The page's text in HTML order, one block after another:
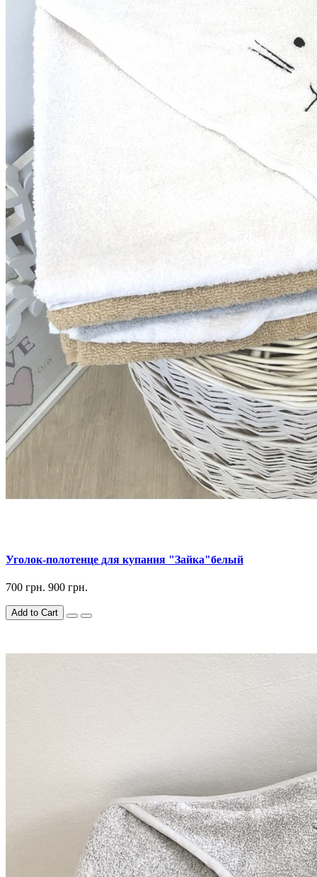
Уголок-полотенце для купания "Зайка"белый
700 грн. 900 грн.
Add to Cart